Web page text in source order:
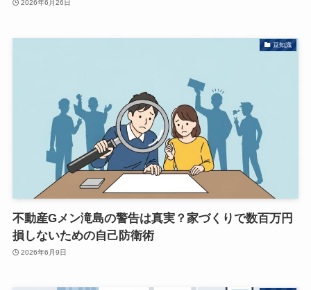
2026年6月26日
豆知識
不動産Gメン滝島の警告は真実？家づくりで数百万円
損しないための自己防衛術
2026年6月9日